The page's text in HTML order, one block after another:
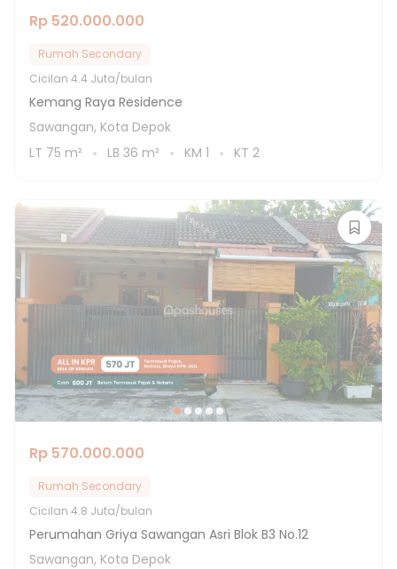
Rp 520.000.000
Rumah Secondary
Cicilan 4.4 Juta/bulan
Kemang Raya Residence
Sawangan, Kota Depok
LT 75 m² LB 36 m² KM 1 KT 2
Rp 570.000.000
Rumah Secondary
Cicilan 4.8 Juta/bulan
Perumahan Griya Sawangan Asri Blok B3 No.12
Sawangan, Kota Depok